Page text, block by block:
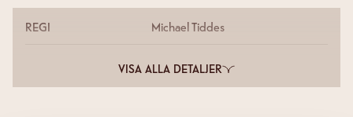
REGI Michael Tiddes
VISA ALLA DETALJER